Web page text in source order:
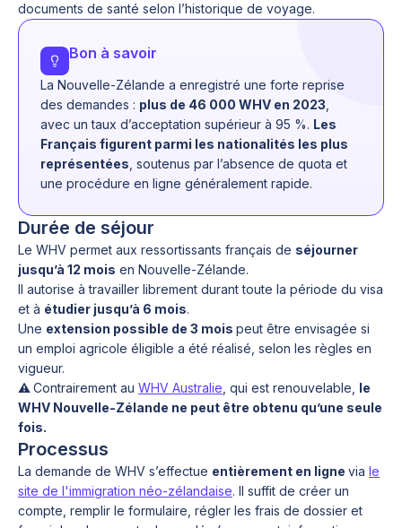
documents de santé selon l’historique de voyage.
Bon à savoir
La Nouvelle-Zélande a enregistré une forte reprise
des demandes : plus de 46 000 WHV en 2023
avec un taux d’acceptation supérieur à 95 %. Les
Français figurent parmi les nationalités les plus
représentées , soutenus par l’absence de quota et
une procédure en ligne généralement rapide.
Durée de séjour
Le WHV permet aux ressortissants français de séjourner
jusqu’à 12 mois en Nouvelle-Zélande.
Il autorise à travailler librement durant toute la période du visa
et à étudier jusqu’à 6 mois.
Une extension possible de 3 mois peut être envisagée si
un emploi agricole éligible a été réalisé, selon les règles en
vigueur.
⚠️ Contrairement au WHV Australie , qui est renouvelable, le
WHV Nouvelle-Zélande ne peut être obtenu qu’une seule
fois.
Processus
La demande de WHV s’effectue entièrement en ligne via le
site de l'immigration néo-zélandaise. Il suffit de créer un
compte, remplir le formulaire, régler les frais de dossier et